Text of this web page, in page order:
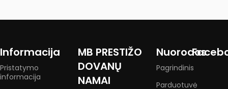
Informacija
Pristatymo
informacija
MB PRESTIŽO
DOVANŲ
NAMAI
Nuorodos
Pagrindinis
Parduotuvė